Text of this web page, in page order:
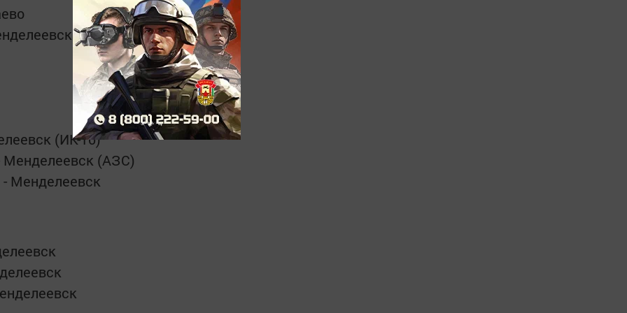
(ИК-10)
Менделеевск (АЗС)
Менделеевск